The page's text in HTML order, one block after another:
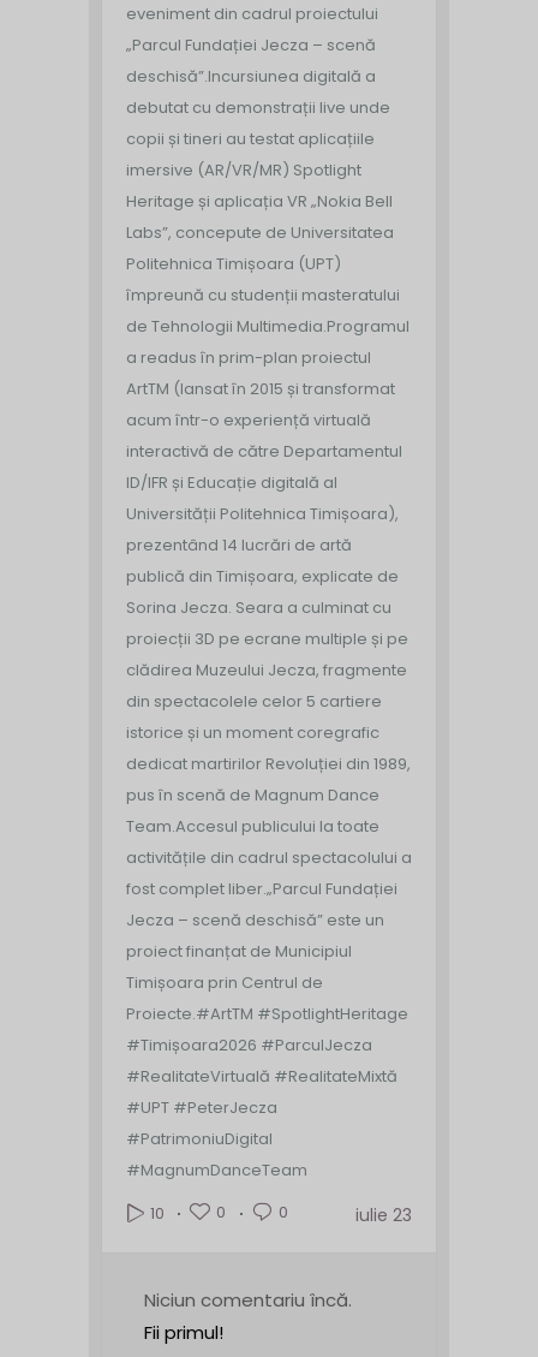
eveniment din cadrul proiectului
„Parcul Fundației Jecza – scenă
deschisă”.Incursiunea digitală a
debutat cu demonstrații live unde
copii și tineri au testat aplicațiile
imersive (AR/VR/MR) Spotlight
Heritage și aplicația VR „Nokia Bell
Labs”, concepute de Universitatea
Politehnica Timișoara (UPT)
împreună cu studenții masteratului
de Tehnologii Multimedia.Programul
a readus în prim-plan proiectul
ArtTM (lansat în 2015 și transformat
acum într-o experiență virtuală
interactivă de către Departamentul
ID/IFR și Educație digitală al
Universității Politehnica Timișoara),
prezentând 14 lucrări de artă
publică din Timișoara, explicate de
Sorina Jecza. Seara a culminat cu
proiecții 3D pe ecrane multiple și pe
clădirea Muzeului Jecza, fragmente
din spectacolele celor 5 cartiere
istorice și un moment coregrafic
dedicat martirilor Revoluției din 1989,
pus în scenă de Magnum Dance
Team.Accesul publicului la toate
activitățile din cadrul spectacolului a
fost complet liber.„Parcul Fundației
Jecza – scenă deschisă” este un
proiect finanțat de Municipiul
Timișoara prin Centrul de
Proiecte.#ArtTM #SpotlightHeritage
#Timișoara2026 #ParculJecza
#RealitateVirtuală #RealitateMixtă
#UPT #PeterJecza
#PatrimoniuDigital
#MagnumDanceTeam
10
0 0 iulie 23
Niciun comentariu încă.
Fii primul!